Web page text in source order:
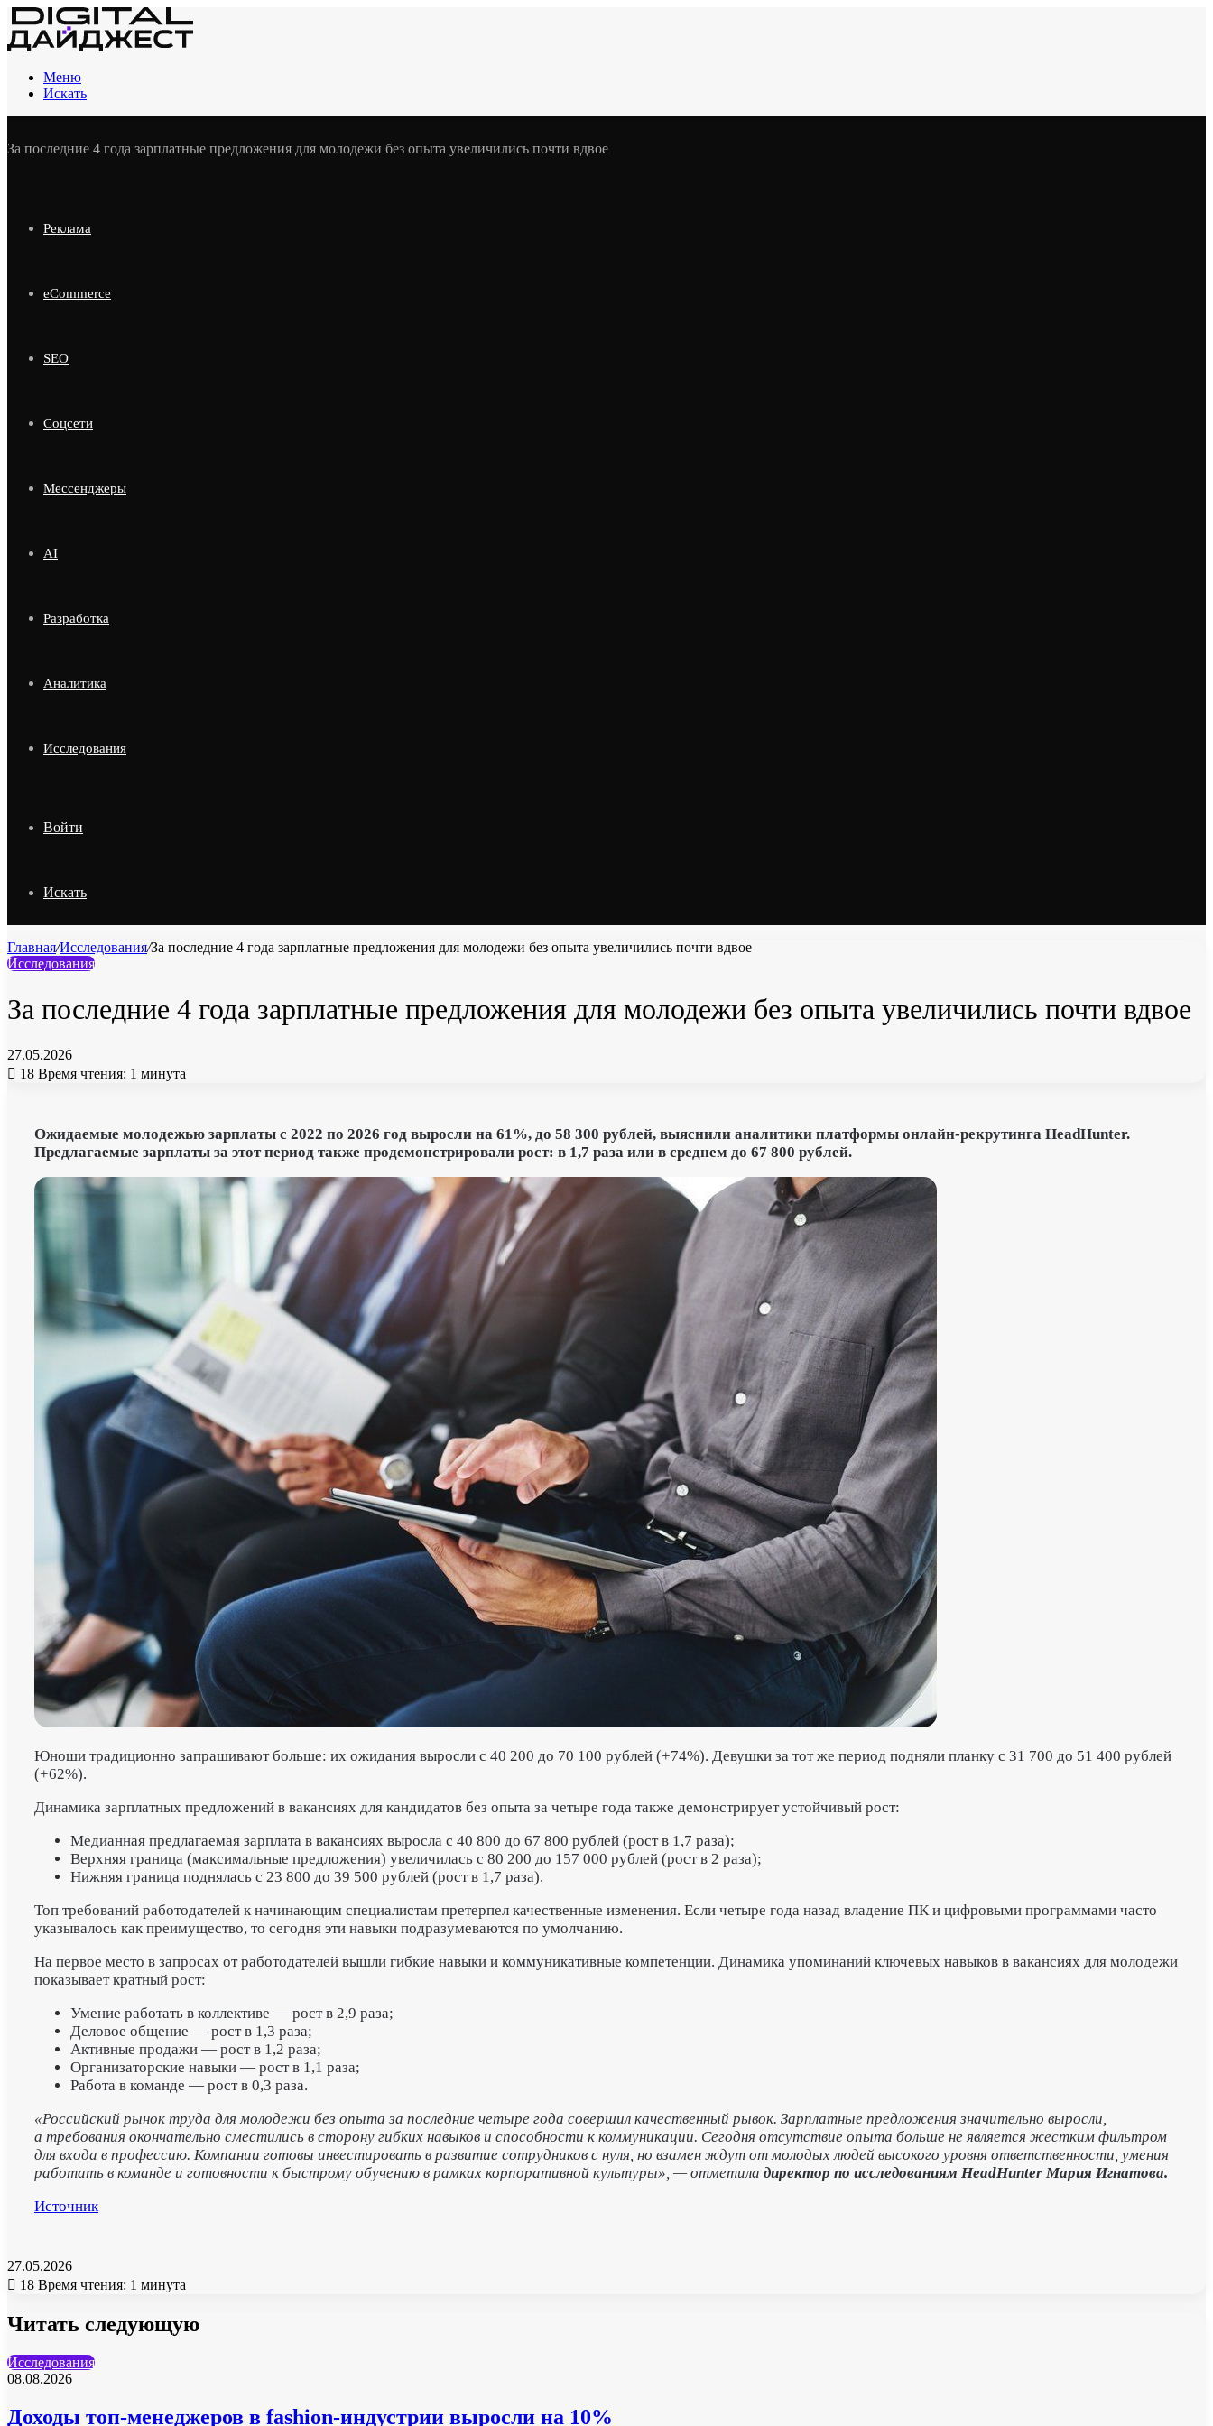
Меню
Искать
За последние 4 года зарплатные предложения для молодежи без опыта увеличились почти вдвое
Реклама
eCommerce
SEO
Соцсети
Мессенджеры
AI
Разработка
Аналитика
Исследования
Войти
Искать
Главная/Исследования/За последние 4 года зарплатные предложения для молодежи без опыта увеличились почти вдвое
Исследования
За последние 4 года зарплатные предложения для молодежи без опыта увеличились почти вдвое
27.05.2026
18 Время чтения: 1 минута
Ожидаемые молодежью зарплаты с 2022 по 2026 год выросли на 61%, до 58 300 рублей, выяснили аналитики платформы онлайн-рекрутинга HeadHunter.
Предлагаемые зарплаты за этот период также продемонстрировали рост: в 1,7 раза или в среднем до 67 800 рублей.
Юноши традиционно запрашивают больше: их ожидания выросли с 40 200 до 70 100 рублей (+74%). Девушки за тот же период подняли планку с 31 700 до 51 400 рублей
(+62%).
Динамика зарплатных предложений в вакансиях для кандидатов без опыта за четыре года также демонстрирует устойчивый рост:
Медианная предлагаемая зарплата в вакансиях выросла с 40 800 до 67 800 рублей (рост в 1,7 раза);
Верхняя граница (максимальные предложения) увеличилась с 80 200 до 157 000 рублей (рост в 2 раза);
Нижняя граница поднялась с 23 800 до 39 500 рублей (рост в 1,7 раза).
Топ требований работодателей к начинающим специалистам претерпел качественные изменения. Если четыре года назад владение ПК и цифровыми программами часто
указывалось как преимущество, то сегодня эти навыки подразумеваются по умолчанию.
На первое место в запросах от работодателей вышли гибкие навыки и коммуникативные компетенции. Динамика упоминаний ключевых навыков в вакансиях для молодежи
показывает кратный рост:
Умение работать в коллективе — рост в 2,9 раза;
Деловое общение — рост в 1,3 раза;
Активные продажи — рост в 1,2 раза;
Организаторские навыки — рост в 1,1 раза;
Работа в команде — рост в 0,3 раза.
«Российский рынок труда для молодежи без опыта за последние четыре года совершил качественный рывок. Зарплатные предложения значительно выросли,
а требования окончательно сместились в сторону гибких навыков и способности к коммуникации. Сегодня отсутствие опыта больше не является жестким фильтром
для входа в профессию. Компании готовы инвестировать в развитие сотрудников с нуля, но взамен ждут от молодых людей высокого уровня ответственности, умения
работать в команде и готовности к быстрому обучению в рамках корпоративной культуры», — отметила директор по исследованиям HeadHunter Мария Игнатова.
Источник
27.05.2026
18 Время чтения: 1 минута
Читать следующую
Исследования
08.08.2026
Доходы топ-менеджеров в fashion-индустрии выросли на 10%